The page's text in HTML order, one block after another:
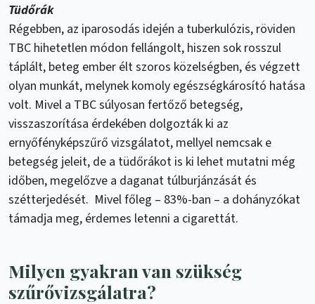
Tüdőrák
Régebben, az iparosodás idején a tuberkulózis, röviden
TBC hihetetlen módon fellángolt, hiszen sok rosszul
táplált, beteg ember élt szoros közelségben, és végzett
olyan munkát, melynek komoly egészségkárosító hatása
volt. Mivel a TBC súlyosan fertőző betegség,
visszaszorítása érdekében dolgozták ki az
ernyőfényképszűrő vizsgálatot, mellyel nemcsak e
betegség jeleit, de a tüdőrákot is ki lehet mutatni még
időben, megelőzve a daganat túlburjánzását és
szétterjedését. Mivel főleg – 83%-ban – a dohányzókat
támadja meg, érdemes letenni a cigarettát.
Milyen gyakran van szükség
szűrővizsgálatra?